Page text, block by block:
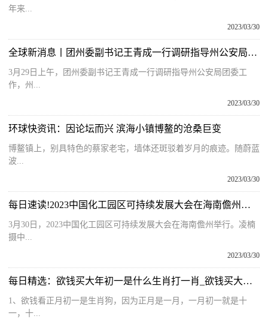
年来...
2023/03/30
全球新消息丨团州委副书记王青成一行调研指导州公安局团委工作
3月29日上午，团州委副书记王青成一行调研指导州公安局团委工
作，州...
2023/03/30
环球快资讯：因论坛而兴 滨海小镇博鳌的沧桑巨变
博鳌镇上，别具特色的蔡家老宅，墙体还斑驳着岁月的痕迹。随蔚蓝
波...
2023/03/30
每日速读!2023中国化工园区可持续发展大会在海南儋州举行
3月30日，2023中国化工园区可持续发展大会在海南儋州举行。凌楠
摄中...
2023/03/30
每日精选：欲钱买大年初一是什么生肖打一肖_欲钱买大年初一是什么生肖
1、欲钱看正月初一是生肖狗，因为正月是一月，一月初一就是十
一，十...